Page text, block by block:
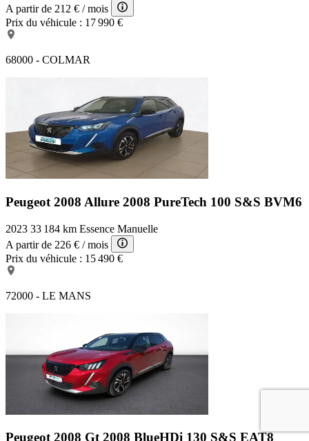
A partir de 212 € / mois
Prix du véhicule : 17 990 €
68000 - COLMAR
Peugeot 2008 Allure 2008 PureTech 100 S&S BVM6
2023 33 184 km Essence Manuelle
A partir de 226 € / mois
Prix du véhicule : 15 490 €
72000 - LE MANS
Peugeot 2008 Gt 2008 BlueHDi 130 S&S EAT8